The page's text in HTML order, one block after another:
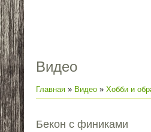
Видео
Главная » Видео » Хобби и
Бекон с финиками